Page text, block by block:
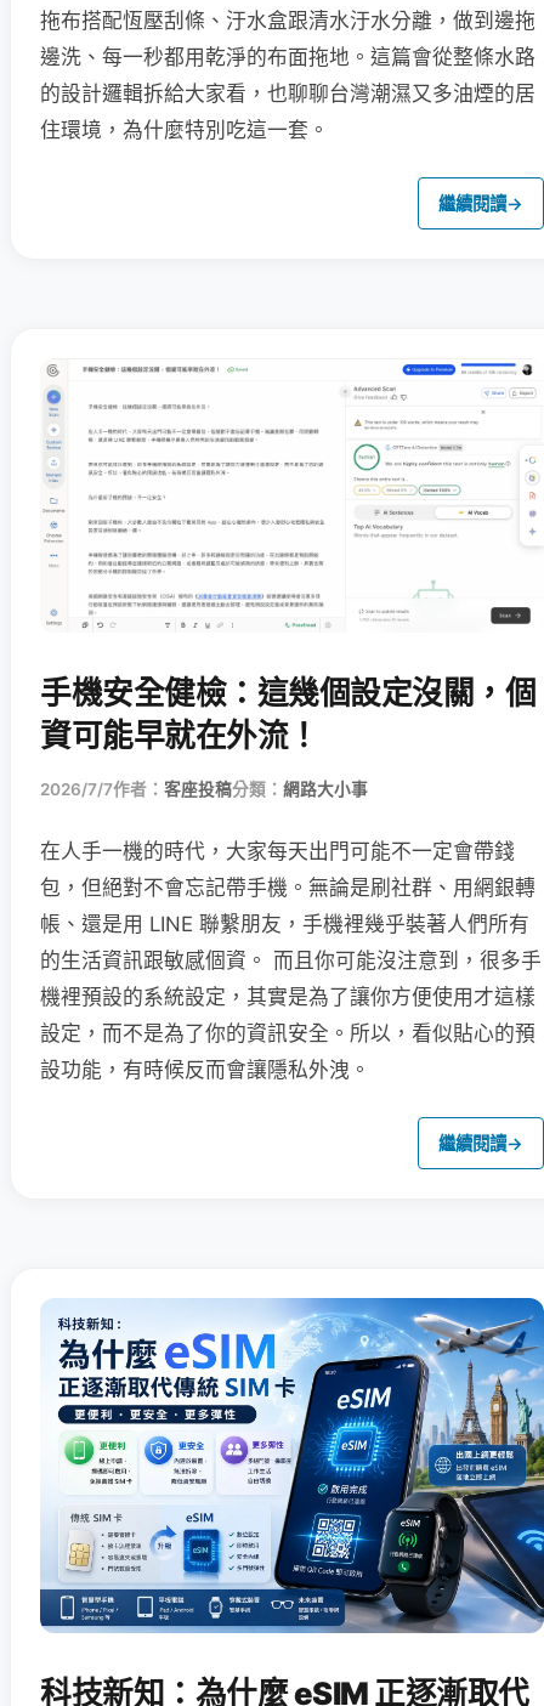
拖布搭配恆壓刮條、汙水盒跟清水汙水分離，做到邊拖
邊洗、每一秒都用乾淨的布面拖地。這篇會從整條水路
的設計邏輯拆給大家看，也聊聊台灣潮濕又多油煙的居
住環境，為什麼特別吃這一套。
繼續閱讀→
手機安全健檢：這幾個設定沒關，個
資可能早就在外流！
2026/7/7作者： 客座投稿分類： 網路大小事
在人手一機的時代，大家每天出門可能不一定會帶錢
包，但絕對不會忘記帶手機。無論是刷社群、用網銀轉
帳、還是用 LINE 聯繫朋友，手機裡幾乎裝著人們所有
的生活資訊跟敏感個資。 而且你可能沒注意到，很多手
機裡預設的系統設定，其實是為了讓你方便使用才這樣
設定，而不是為了你的資訊安全。所以，看似貼心的預
設功能，有時候反而會讓隱私外洩。
繼續閱讀→
科技新知：為什麼 eSIM 正逐漸取代